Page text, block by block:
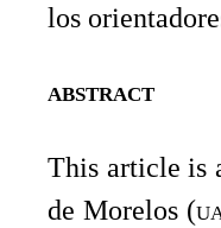
los
abstract
This article is
de Morelos (